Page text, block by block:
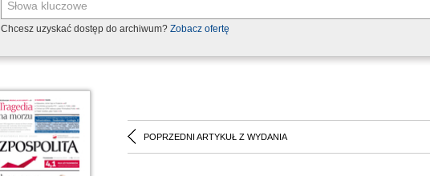
Chcesz uzyskać dostęp do archiwum? Zobacz ofertę
POPRZEDNI ARTYKUŁ Z WYDANIA